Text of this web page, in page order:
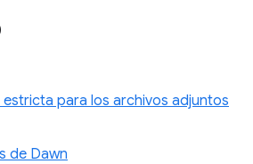
estricta para los archivos adjuntos
de Dawn